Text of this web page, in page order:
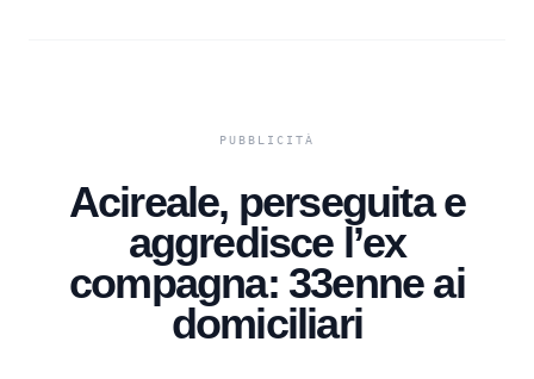
Acireale, perseguita e
aggredisce l’ex
compagna: 33enne ai
domiciliari